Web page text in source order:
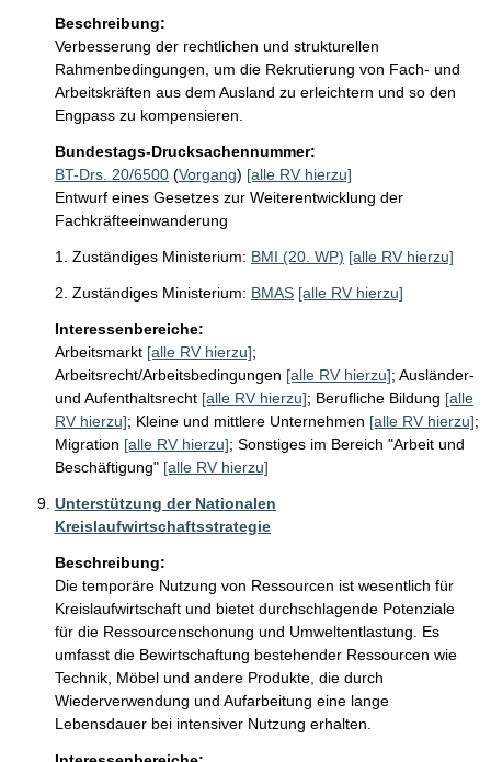
Beschreibung:
Verbesserung der rechtlichen und strukturellen
Rahmenbedingungen, um die Rekrutierung von Fach- und
Arbeitskräften aus dem Ausland zu erleichtern und so den
Engpass zu kompensieren.
Bundestags-Drucksachennummer:
BT-Drs. 20/6500 (Vorgang) [alle RV hierzu]
Entwurf eines Gesetzes zur Weiterentwicklung der
Fachkräfteeinwanderung
1. Zuständiges Ministerium: BMI (20. WP) [alle RV hierzu]
2. Zuständiges Ministerium: BMAS [alle RV hierzu]
Interessenbereiche:
Arbeitsmarkt [alle RV hierzu];
Arbeitsrecht/Arbeitsbedingungen [alle RV hierzu]; Ausländer-
und Aufenthaltsrecht [alle RV hierzu]; Berufliche Bildung [alle
RV hierzu]; Kleine und mittlere Unternehmen [alle RV hierzu];
Migration [alle RV hierzu]; Sonstiges im Bereich "Arbeit und
Beschäftigung" [alle RV hierzu]
Unterstützung der Nationalen
Kreislaufwirtschaftsstrategie
Beschreibung:
Die temporäre Nutzung von Ressourcen ist wesentlich für
Kreislaufwirtschaft und bietet durchschlagende Potenziale
für die Ressourcenschonung und Umweltentlastung. Es
umfasst die Bewirtschaftung bestehender Ressourcen wie
Technik, Möbel und andere Produkte, die durch
Wiederverwendung und Aufarbeitung eine lange
Lebensdauer bei intensiver Nutzung erhalten.